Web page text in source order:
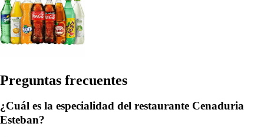
Preguntas frecuentes
¿Cuál es la especialidad del restaurante Cenaduria
Esteban?